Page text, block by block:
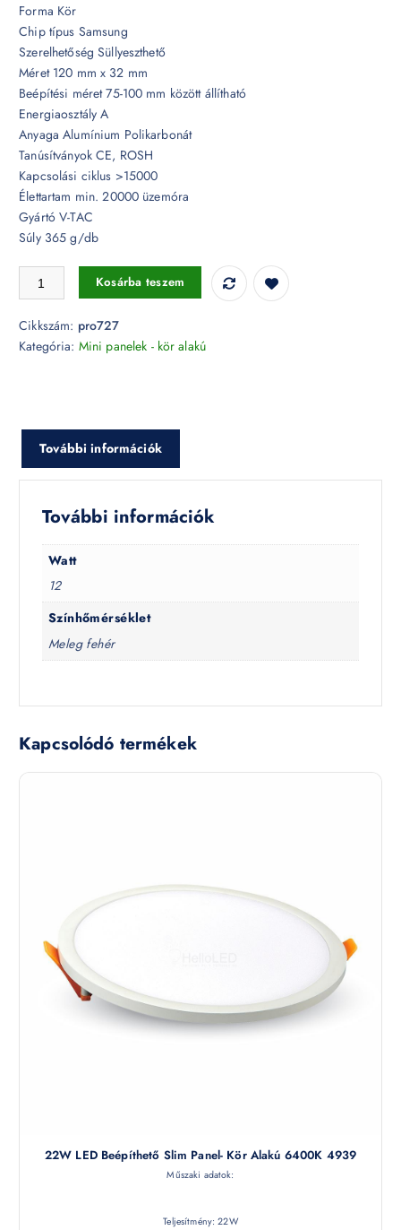
Forma Kör
Chip típus Samsung
Szerelhetőség Süllyeszthető
Méret 120 mm x 32 mm
Beépítési méret 75-100 mm között állítható
Energiaosztály A
Anyaga Alumínium Polikarbonát
Tanúsítványok CE, ROSH
Kapcsolási ciklus >15000
Élettartam min. 20000 üzemóra
Gyártó V-TAC
Súly 365 g/db
12W keret nélküli süllyeszthető kör (állítható) LED panel Samsung
Kosárba teszem
Cikkszám: pro727
Kategória: Mini panelek - kör alakú
További információk
További információk
Watt
12
Színhőmérséklet
Meleg fehér
Kapcsolódó termékek
22W LED Beépíthető Slim Panel- Kör Alakú 6400K 4939
Műszaki adatok:
Teljesítmény: 22W